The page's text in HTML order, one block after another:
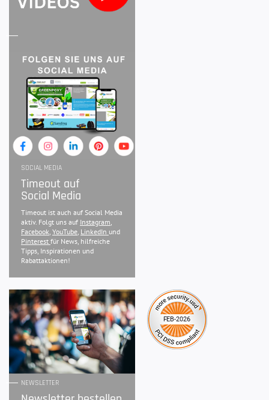
SOCIAL MEDIA
Timeout auf
Social Media
Timeout ist auch auf Social Media
aktiv. Folgt uns auf Instagram,
Facebook, YouTube, LinkedIn und
Pinterest für News, hilfreiche
Tipps, Inspirationen und
Rabattaktionen!
NEWSLETTER